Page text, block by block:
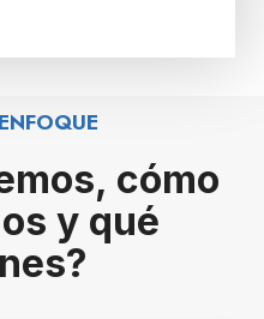
cómo
y qué